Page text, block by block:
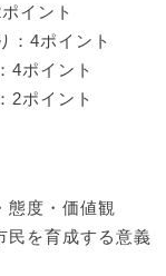
イント
：4ポイント
4ポイント
2ポイント
態度・価値観
民を育成する意義